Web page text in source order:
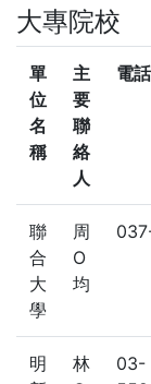
大專院校
單
位
名
稱
主
要
聯
絡
人
電話
聯
合
大
學
周
O
均
明
林
03-